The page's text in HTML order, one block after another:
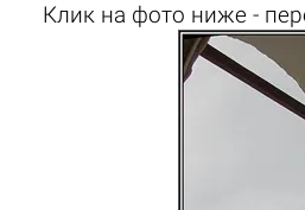
Клик на фото ниже -